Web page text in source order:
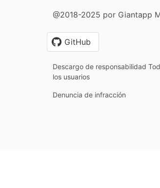
@2018-2025 por Giantapp
GitHub
Descargo de responsabilidad
los usuarios
Denuncia de infracción